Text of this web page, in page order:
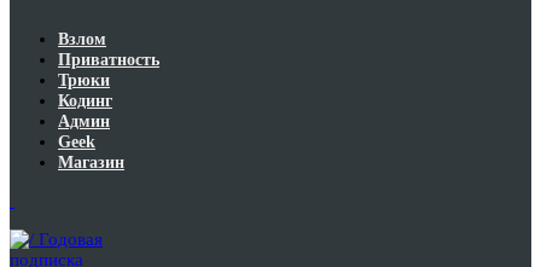
Взлом
Приватность
Трюки
Кодинг
Админ
Geek
Магазин
Годовая
подписка